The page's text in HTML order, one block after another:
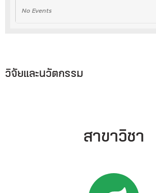
No Events
วิจัยและนวัตกรรม
สาขาวิชา